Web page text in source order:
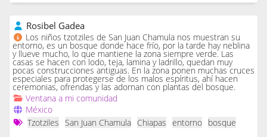
Rosibel Gadea
Los niños tzotziles de San Juan Chamula nos muestran su
entorno, es un bosque donde hace frío, por la tarde hay neblina
y llueve mucho, lo que mantiene la zona siempre verde. Las
casas se hacen con lodo, teja, lamina y ladrillo, quedan muy
pocas construcciones antiguas. En la zona ponen muchas cruces
especiales para protegerse de los malos espíritus, ahí hacen
ceremonias, ofrendas y las adornan con plantas del bosque.
Ventana a mi comunidad
México
Tzotziles
San Juan Chamula Chiapas entorno bosque